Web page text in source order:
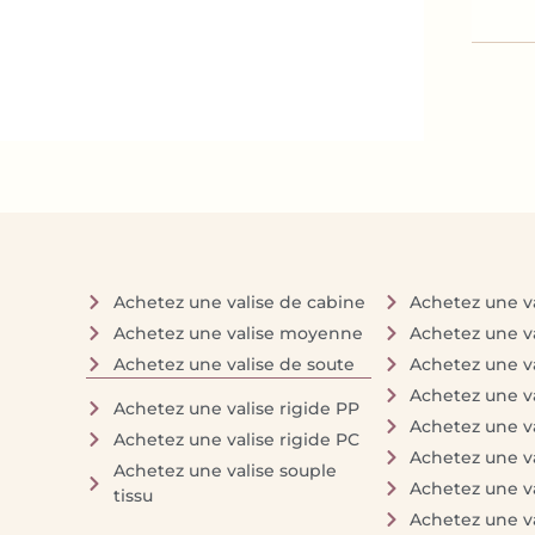
Achetez une valise de cabine
Achetez une valise moyenne
Achetez une valise de soute
Achetez une valise rigide PP
Achetez une valise rigide PC
Achetez une valise souple
tissu
Achetez une
Achetez une
Achetez une
Achetez une
Achetez une
Achetez une
Achetez une
Achetez une